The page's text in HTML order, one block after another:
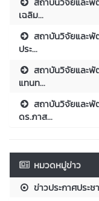
เฉลิม...
สถาบันวิจัยและ
ประ...
สถาบันวิจัยและ
แทนท...
สถาบันวิจัยและ
ดร.ภาส...
หมวดหมู่ข่าว
ข่าวประกาศประ